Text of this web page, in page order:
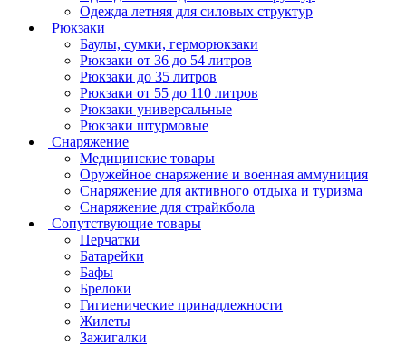
Одежда летняя для силовых структур
Рюкзаки
Баулы, сумки, герморюкзаки
Рюкзаки от 36 до 54 литров
Рюкзаки до 35 литров
Рюкзаки от 55 до 110 литров
Рюкзаки универсальные
Рюкзаки штурмовые
Снаряжение
Медицинские товары
Оружейное снаряжение и военная аммуниция
Снаряжение для активного отдыха и туризма
Снаряжение для страйкбола
Сопутствующие товары
Перчатки
Батарейки
Бафы
Брелоки
Гигиенические принадлежности
Жилеты
Зажигалки